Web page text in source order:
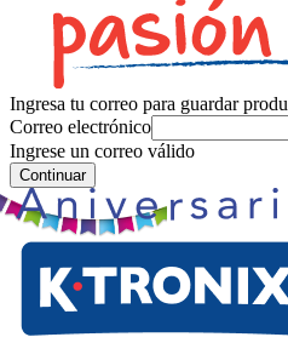
Ingresa tu correo para guardar
Correo electrónico
Ingrese un correo válido
Continuar